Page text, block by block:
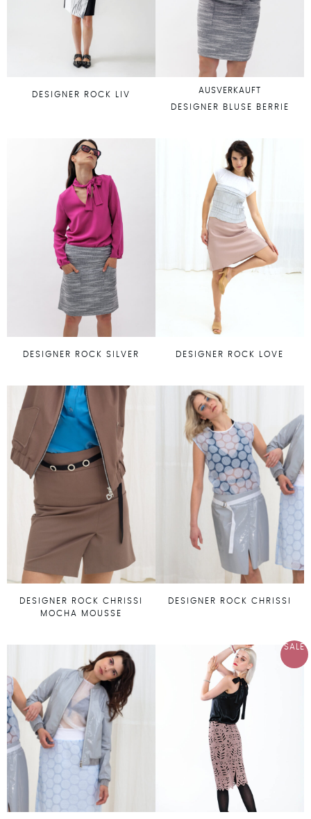
DESIGNER ROCK LIV
AUSVERKAUFT
DESIGNER BLUSE BERRIE
DESIGNER ROCK SILVER DESIGNER ROCK LOVE
DESIGNER ROCK CHRISSI
MOCHA MOUSSE
DESIGNER ROCK CHRISSI
SALE